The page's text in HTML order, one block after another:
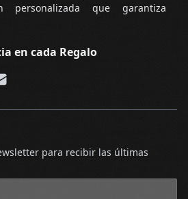
personalizada que garantiza
en cada Regalo
para recibir las últimas